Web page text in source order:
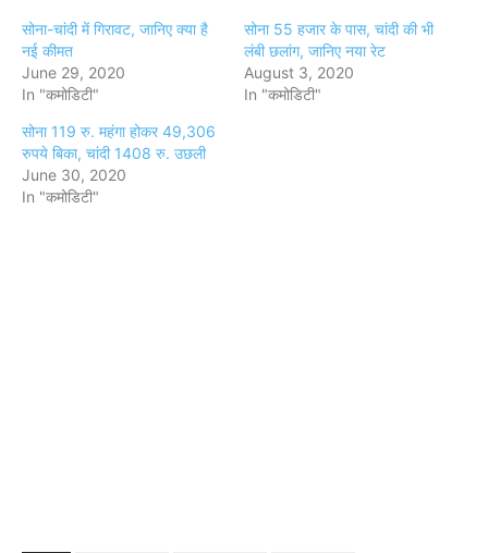
सोना-चांदी में गिरावट, जानिए क्या है
नई कीमत
June 29, 2020
In "कमोडिटी"
सोना 55 हजार के पास, चांदी की भी
लंबी छलांग, जानिए नया रेट
August 3, 2020
In "कमोडिटी"
सोना 119 रु. महंगा होकर 49,306
रुपये बिका, चांदी 1408 रु. उछली
June 30, 2020
In "कमोडिटी"